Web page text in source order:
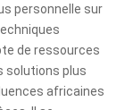
personnelle sur
de ressources
solutions plus
africaines